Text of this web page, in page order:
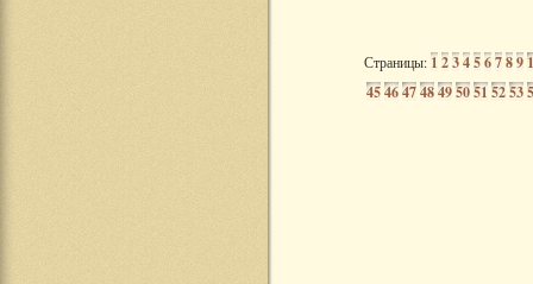
Страницы:1 23456789
454647484950515253